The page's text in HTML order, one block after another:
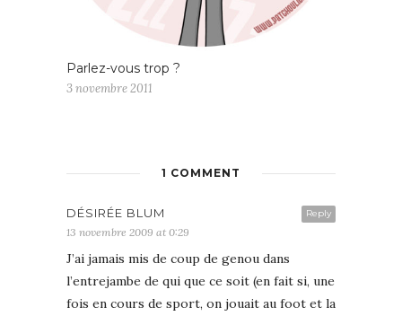
Parlez-vous trop ?
3 novembre 2011
1 COMMENT
Reply
DÉSIRÉE BLUM
13 novembre 2009 at 0:29
J’ai jamais mis de coup de genou dans
l’entrejambe de qui que ce soit (en fait si, une
fois en cours de sport, on jouait au foot et la